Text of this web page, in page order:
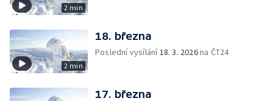
2 min
2 min
18. března
Poslední vysílání18. 3. 2026na ČT24
17. března